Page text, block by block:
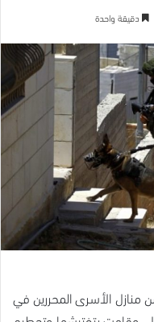
دقيقة واحدة
منازل الأسرى المحررين في